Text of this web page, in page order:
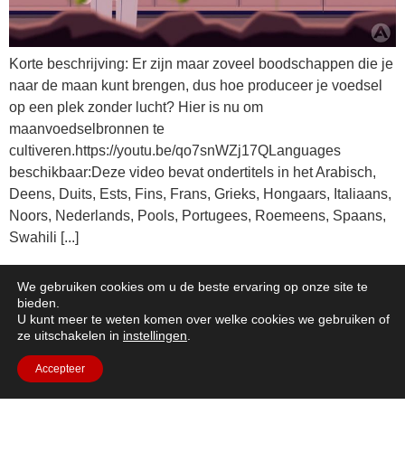
Korte beschrijving: Er zijn maar zoveel boodschappen die je
naar de maan kunt brengen, dus hoe produceer je voedsel
op een plek zonder lucht? Hier is nu om
maanvoedselbronnen te
cultiveren.https://youtu.be/qo7snWZj17QLanguages
beschikbaar:Deze video bevat ondertitels in het Arabisch,
Deens, Duits, Ests, Fins, Frans, Grieks, Hongaars, Italiaans,
Noors, Nederlands, Pools, Portugees, Roemeens, Spaans,
Swahili [...]
Lucht op de maan
We gebruiken cookies om u de beste ervaring op onze site te
bieden.
U kunt meer te weten komen over welke cookies we gebruiken of
ze uitschakelen in instellingen
Accepteer